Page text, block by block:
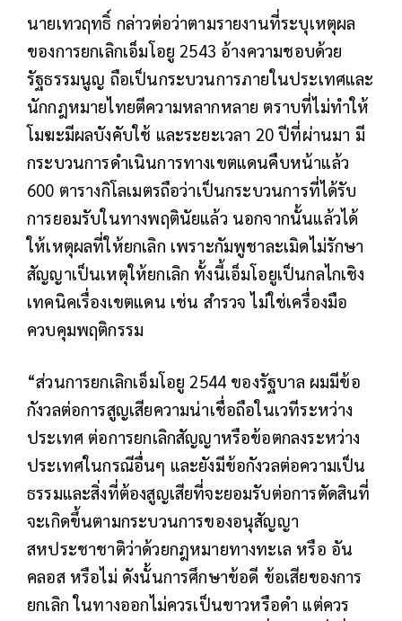
นายเทวฤทธิ์ กล่าวต่อว่าตามรายงานที่ระบุเหตุผล
ของการยกเลิกเอ็มโอยู 2543 อ้างความชอบด้วย
รัฐธรรมนูญ ถือเป็นกระบวนการภายในประเทศและ
นักกฎหมายไทยตีความหลากหลาย ตราบที่ไม่ทำให้
โมฆะมีผลบังคับใช้ และระยะเวลา 20 ปีที่ผ่านมา มี
กระบวนการดำเนินการทางเขตแดนคืบหน้าแล้ว
600 ตารางกิโลเมตรถือว่าเป็นกระบวนการที่ได้รับ
การยอมรับในทางพฤตินัยแล้ว นอกจากนั้นแล้วได้
ให้เหตุผลที่ให้ยกเลิก เพราะกัมพูชาละเมิดไม่รักษา
สัญญาเป็นเหตุให้ยกเลิก ทั้งนี้เอ็มโอยูเป็นกลไกเชิง
เทคนิคเรื่องเขตแดน เช่น สำรวจ ไม่ใช่เครื่องมือ
ควบคุมพฤติกรรม
“ส่วนการยกเลิกเอ็มโอยู 2544 ของรัฐบาล ผมมีข้อ
กังวลต่อการสูญเสียความน่าเชื่อถือในเวทีระหว่าง
ประเทศ ต่อการยกเลิกสัญญาหรือข้อตกลงระหว่าง
ประเทศในกรณีอื่นๆ และยังมีข้อกังวลต่อความเป็น
ธรรมและสิ่งที่ต้องสูญเสียที่จะยอมรับต่อการตัดสินที่
จะเกิดขึ้นตามกระบวนการของอนุสัญญา
สหประชาชาติว่าด้วยกฎหมายทางทะเล หรือ อัน
คลอส หรือไม่ ดังนั้นการศึกษาข้อดี ข้อเสียของการ
ยกเลิก ในทางออกไม่ควรเป็นขาวหรือดำ แต่ควร